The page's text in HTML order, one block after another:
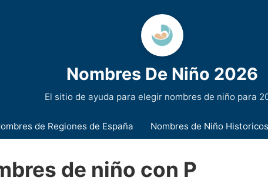
Nombres De Niño 2026
El sitio de ayuda para elegir nombres de niño para
de Regiones de España Nombres de Niño Historicos
de niño con P